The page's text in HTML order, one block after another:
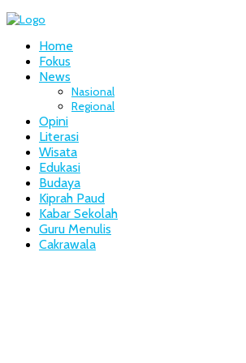
Home
Fokus
News
Nasional
Regional
Opini
Literasi
Wisata
Edukasi
Budaya
Kiprah Paud
Kabar Sekolah
Guru Menulis
Cakrawala